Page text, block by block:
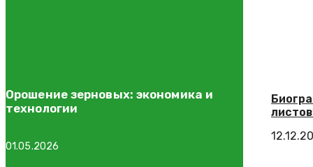
Орошение зерновых: экономика и
технологии
01.05.2026